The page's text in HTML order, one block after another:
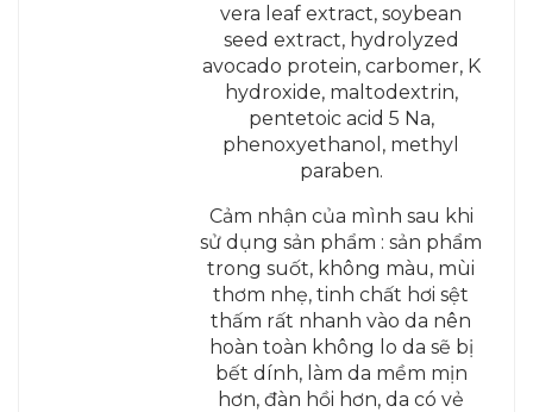
vera leaf extract, soybean
seed extract, hydrolyzed
avocado protein, carbomer, K
hydroxide, maltodextrin,
pentetoic acid 5 Na,
phenoxyethanol, methyl
paraben.
Cảm nhận của mình sau khi
sử dụng sản phẩm : sản phẩm
trong suốt, không màu, mùi
thơm nhẹ, tinh chất hơi sệt
thấm rất nhanh vào da nên
hoàn toàn không lo da sẽ bị
bết dính, làm da mềm mịn
hơn, đàn hồi hơn, da có vẻ